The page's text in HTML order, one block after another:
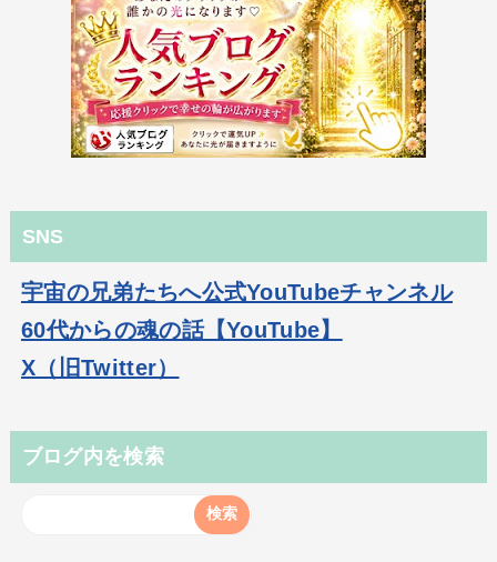
SNS
宇宙の兄弟たちへ公式YouTubeチャンネル
60代からの魂の話【YouTube】
X（旧Twitter）
ブログ内を検索